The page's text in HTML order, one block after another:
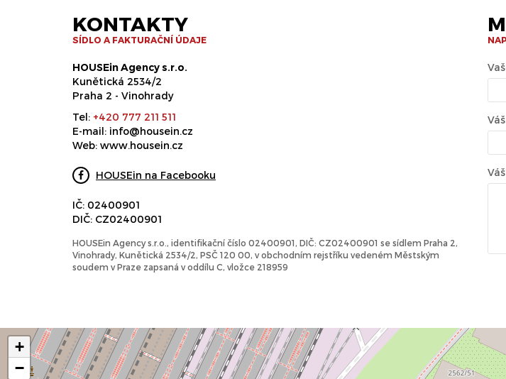
KONTAKTY
SÍDLO A FAKTURAČNÍ ÚDAJE
HOUSEin Agency s.r.o.
Kunětická 2534/2
Praha 2 - Vinohrady
Tel: +420 777 211 511
E-mail: info@housein.cz
Web: www.housein.cz
HOUSEin na Facebooku
IČ: 02400901
DIČ: CZ02400901
HOUSEin Agency s.r.o., identifikační číslo 02400901, DIČ: CZ02400901 se sídlem Praha 2,
Vinohrady, Kunětická 2534/2, PSČ 120 00, v obchodním rejstříku vedeném Městským
soudem v Praze zapsaná v oddílu C, vložce 218959
+
−